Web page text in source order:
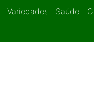
Variedades Saúde